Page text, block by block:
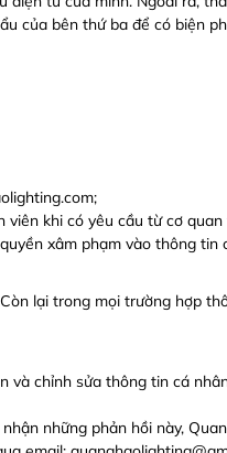
của bên thứ ba để có biện
khi có yêu cầu từ cơ
xâm phạm vào thông tin
lại trong mọi trường hợp
chỉnh sửa thông tin cá
những phản hồi này,